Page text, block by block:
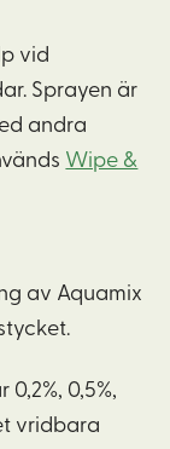
vid
Sprayen är
andra
Wipe &
av Aquamix
0,5%,
vridbara